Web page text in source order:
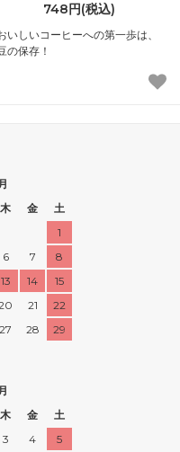
748円(税込)
いしいコーヒーへの第一歩は、
の保存！
木 金
土
1
6 7
8
13 14
15
21
22
27 28
29
木 金
土
3 4
5